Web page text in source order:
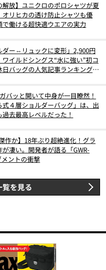
解放】ユニクロのポロシャツが夏
オリヒカの透け防止シャツも優
働ける超快適ウエアの実力
ダー⇔リュックに変形」2,900円
イルドシングス“水に強い”初コ
バッグの人気記事ランキングベ
バッと開いて中身が一目瞭然！
４層ショルダーバッグ」は、出
去最高レベルだった！
作か】18年ぶり超絶進化！グラ
凄い。開発者が語る「GWR-
ントの衝撃
覧を見る